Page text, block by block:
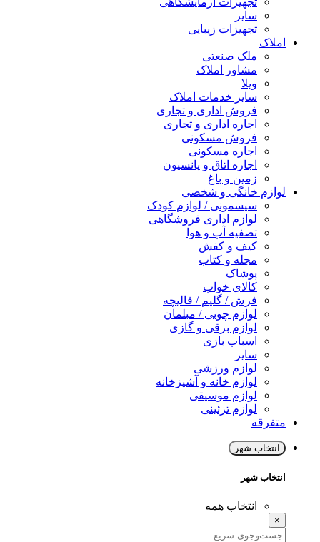
سایر
تجهیزات زیبایی
املاک
ملک صنعتی
مشاور املاک
ویلا
سایر خدمات املاک
فروش اداری و تجاری
اجاره اداری و تجاری
فروش مسکونی
اجاره مسکونی
اجاره اتاق و پانسیون
زمین و باغ
لوازم خانگی و شخصی
سیسمونی / لوازم کودک
لوازم اداری فروشگاهی
تصفیه آب و هوا
کیف و کفش
مجله و کتاب
پوشاک
کالای خواب
فرش / گلیم / قالیچه
لوازم چوبی / مبلمان
لوازم برقی و گازی
اسباب بازی
سایر
لوازم ورزشی
لوازم خانه و آشپزخانه
لوازم موسیقی
لوازم تزئینی
متفرقه
انتخاب شهر
انتخاب شهر
انتخاب همه